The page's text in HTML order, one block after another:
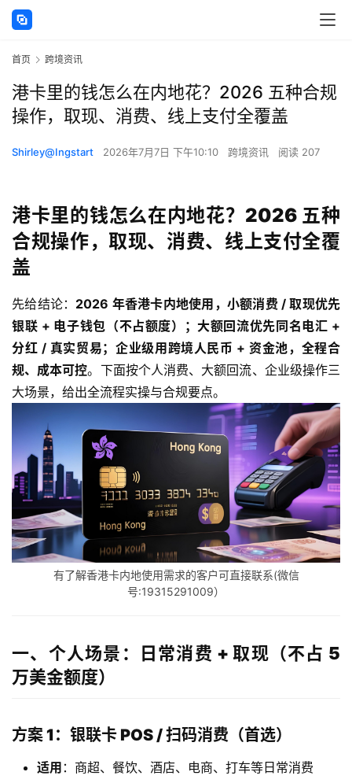
首页 跨境资讯
港卡里的钱怎么在内地花？2026 五种合规
操作，取现、消费、线上支付全覆盖
Shirley@Ingstart 2026年7月7日 下午10:10 跨境资讯 阅读 207
港卡里的钱怎么在内地花？2026 五种
合规操作，取现、消费、线上支付全覆
盖
先给结论： 2026 年香港卡内地使用，小额消费 / 取现优先
银联 + 电子钱包（不占额度）；大额回流优先同名电汇 +
分红 / 真实贸易；企业级用跨境人民币 + 资金池，全程合
规、成本可控。下面按个人消费、大额回流、企业级操作三
大场景，给出全流程实操与合规要点。
有了解香港卡内地使用需求的客户可直接联系(微信
号:19315291009）
一、个人场景：日常消费 + 取现（不占 5
万美金额度）
方案 1：银联卡 POS / 扫码消费（首选）
适用 ：商超、餐饮、酒店、电商、打车等日常消费